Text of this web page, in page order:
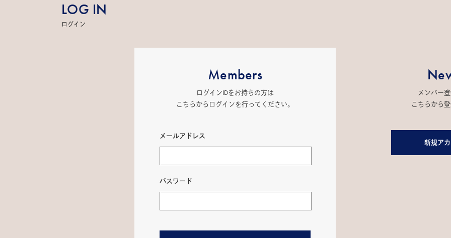
LOG IN
ログイン
Members
ログインIDをお持ちの方は
こちらからログインを行ってください。
メールアドレス
パスワード
メンバー
こちらから
新規ア